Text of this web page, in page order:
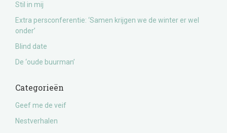
Stil in mij
Extra persconferentie: ‘Samen krijgen we de winter er wel
onder’
Blind date
De ‘oude buurman’
Categorieën
Geef me de veif
Nestverhalen